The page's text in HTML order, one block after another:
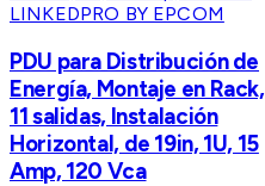
LINKEDPRO BY EPCOM
PDU para Distribución de
Energía, Montaje en Rack,
11 salidas, Instalación
Horizontal, de 19in, 1U, 15
Amp, 120 Vca